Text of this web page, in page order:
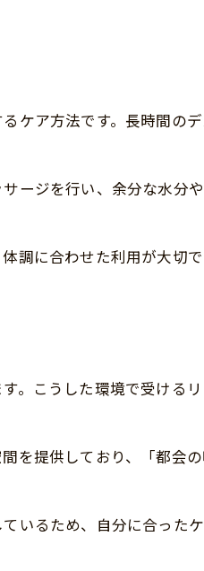
ナージュ療法
力
効果を解説
心感
シュ感
ケア方法です。長時間の
ージを行い、余分な水分
調に合わせた利用が大切
。こうした環境で受ける
を提供しており、「都会
いるため、自分に合った